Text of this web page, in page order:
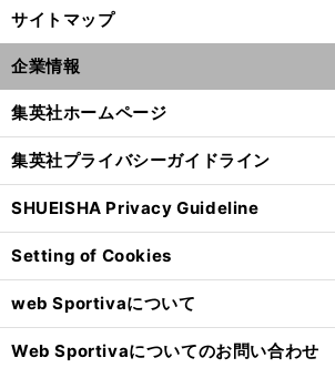
サイトマップ
企業情報
集英社ホームページ
集英社プライバシーガイドライン
SHUEISHA Privacy Guideline
Setting of Cookies
web Sportivaについて
Web Sportivaについてのお問い合わせ